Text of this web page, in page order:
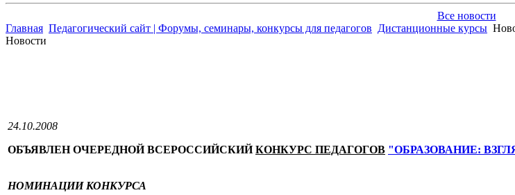
Все новости
Главная Педагогический сайт | Форумы, семинары, конкурсы для педагогов Дистанционные курсы
Новости
24.10.2008
ОБЪЯВЛЕН ОЧЕРЕДНОЙ ВСЕРОССИЙСКИЙКОНКУРС ПЕДАГОГОВ "ОБРАЗОВАНИЕ:
НОМИНАЦИИ КОНКУРСА